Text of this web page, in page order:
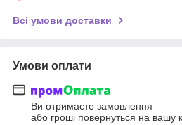
Всі умови доставки
Умови оплати
Ви отримаєте замовлення
або гроші повернуться на вашу